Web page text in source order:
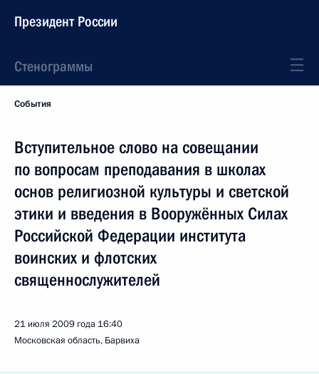
Президент России
Стенограммы
События
Вступительное слово на совещании
по вопросам преподавания в школах
основ религиозной культуры и светской
этики и введения в Вооружённых Силах
Российской Федерации института
воинских и флотских
священнослужителей
21 июля 2009 года 16:40
Московская область, Барвиха